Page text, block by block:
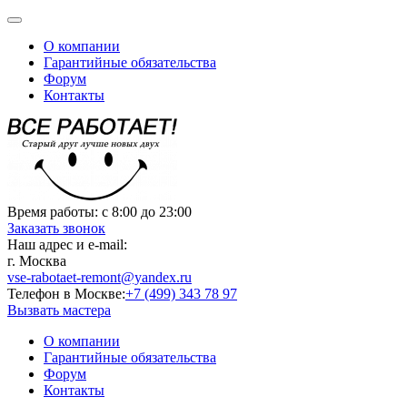
О компании
Гарантийные обязательства
Форум
Контакты
Время работы: с 8:00 до 23:00
Заказать звонок
Наш адрес и e-mail:
г. Москва
vse-rabotaet-remont@yandex.ru
Телефон в Москве:+7 (499) 343 78 97
Вызвать мастера
О компании
Гарантийные обязательства
Форум
Контакты